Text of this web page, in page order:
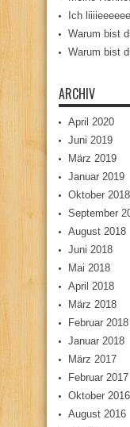
Ich
Warum bist
Warum bist
ARCHIV
April 2020
Juni 2019
März 2019
Januar 2019
Oktober 2018
September
August 2018
Juni 2018
Mai 2018
April 2018
März 2018
Februar 2018
Januar 2018
März 2017
Februar 2017
Oktober 2016
August 2016